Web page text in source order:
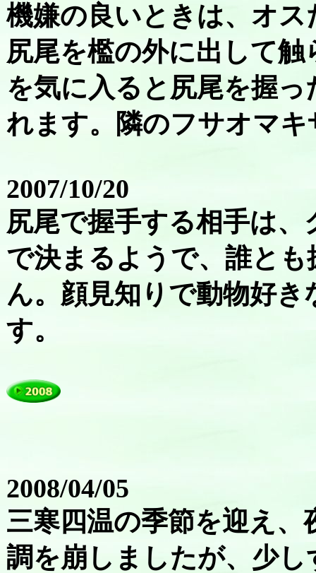
機嫌の良いときは、オ
尻尾を檻の外に出して
を気に入ると尻尾を握
れます。隣のフサオマ
2007/10/20
尻尾で握手する相手は
で決まるようで、誰と
ん。顔見知りで動物好
す。
2008/04/05
三寒四温の季節を迎え
調を崩しましたが、少